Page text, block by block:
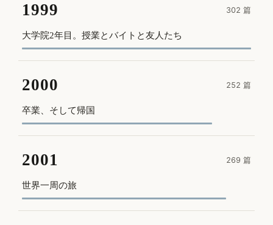
1999
大学院2年目。授業とバイトと友人たち
302 篇
2000
卒業、そして帰国
252 篇
2001
世界一周の旅
269 篇